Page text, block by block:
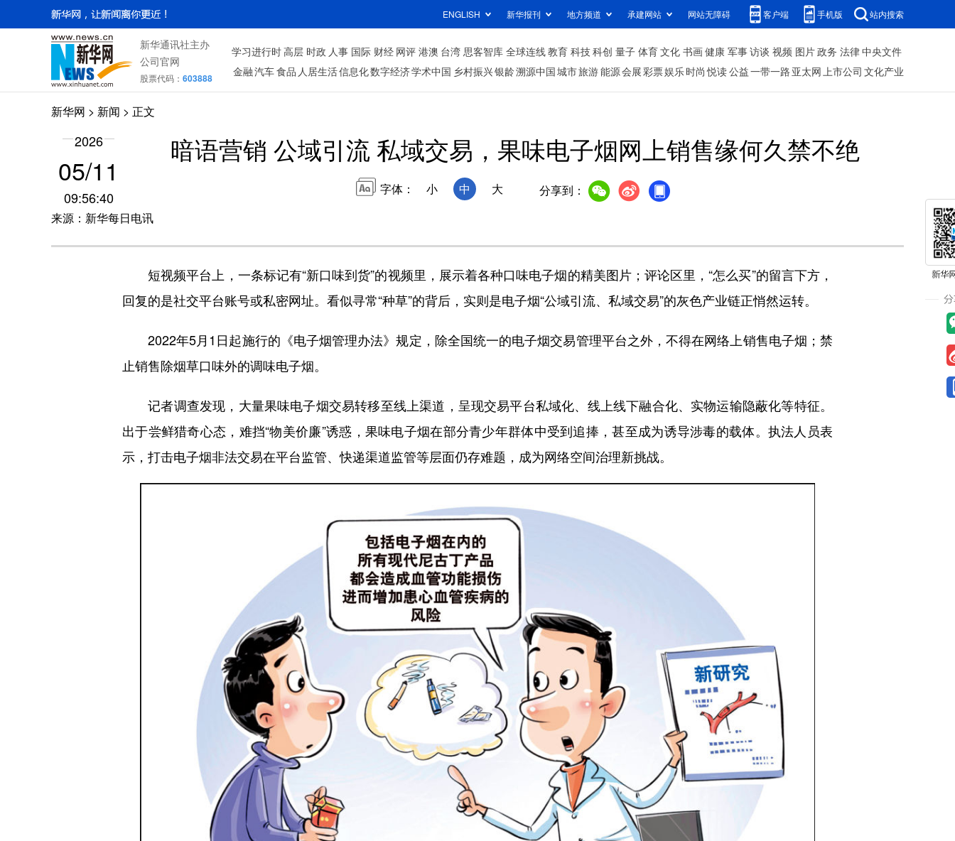
ENGLISH 新华报刊 地方频道 承建网站 网站无障碍 客户端 手机版 站内搜索
新华通讯社主办
公司官网
股票代码： 603888
学习进行时高层 时政 人事 国际 财经 网评 港澳 台湾 思客智库 全球连线教育 科技科创 量子 体育文化 书画健康 军事访谈 视频 图片政务 法律中央文件
金融汽车食品 人居生活信息化数字经济学术中国 乡村振兴银龄溯源中国城市旅游能源会展彩票娱乐时尚 悦读公益一带一路 亚太网上市公司 文化产业
新华网 > 新闻 > 正文
2026
05/11
09:56:40
来源：新华每日电讯
暗语营销 公域引流 私域交易，果味电子烟网上销售缘何久禁不绝
字体： 小 中 大 分享到：
短视频平台上，一条标记有“新口味到货”的视频里，展示着各种口味电子烟的精美图片；评论区里，“怎么买”的留言下方，
回复的是社交平台账号或私密网址。看似寻常“种草”的背后，实则是电子烟“公域引流、私域交易”的灰色产业链正悄然运转。
2022年5月1日起施行的《电子烟管理办法》规定，除全国统一的电子烟交易管理平台之外，不得在网络上销售电子烟；禁
止销售除烟草口味外的调味电子烟。
记者调查发现，大量果味电子烟交易转移至线上渠道，呈现交易平台私域化、线上线下融合化、实物运输隐蔽化等特征。
出于尝鲜猎奇心态，难挡“物美价廉”诱惑，果味电子烟在部分青少年群体中受到追捧，甚至成为诱导涉毒的载体。执法人员表
示，打击电子烟非法交易在平台监管、快递渠道监管等层面仍存难题，成为网络空间治理新挑战。